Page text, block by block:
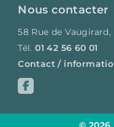
Nous contacter
58 Rue de
Tél.01 42 56 60 01
Contact /
© 2026